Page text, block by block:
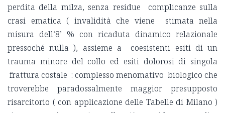
perdita della milza, senza residue complicanze sulla
crasi ematica ( invalidità che viene stimata nella
misura dell‘8’ % con ricaduta dinamico relazionale
pressoché nulla ), assieme a coesistenti esiti di un
trauma minore del collo ed esiti dolorosi di singola
frattura costale : complesso menomativo biologico che
troverebbe paradossalmente maggior presupposto
risarcitorio ( con applicazione delle Tabelle di Milano )